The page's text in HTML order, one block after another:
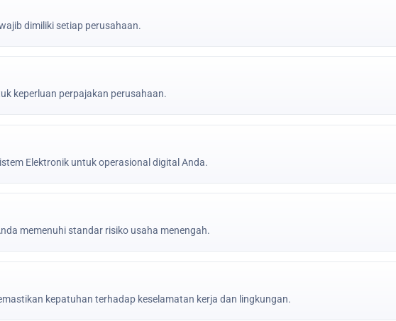
dimiliki setiap perusahaan.
keperluan perpajakan perusahaan.
Elektronik untuk operasional digital Anda.
memenuhi standar risiko usaha menengah.
kepatuhan terhadap keselamatan kerja dan lingkungan.